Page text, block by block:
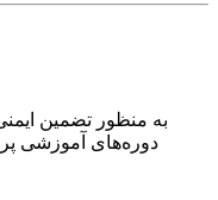
به منظور تضمین
دوره‌های آموزشی